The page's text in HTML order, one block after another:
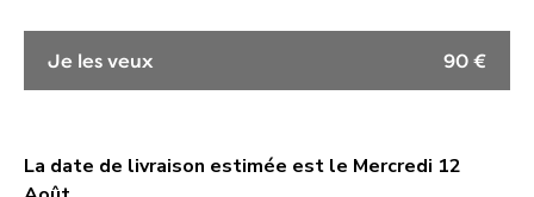
Je les veux 90 €